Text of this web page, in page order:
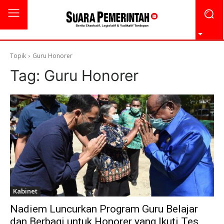
Topik Guru Honorer
Tag: Guru Honorer
Kabinet
Nadiem Luncurkan Program Guru Belajar
dan Berbagi untuk Honorer yang Ikuti Tes